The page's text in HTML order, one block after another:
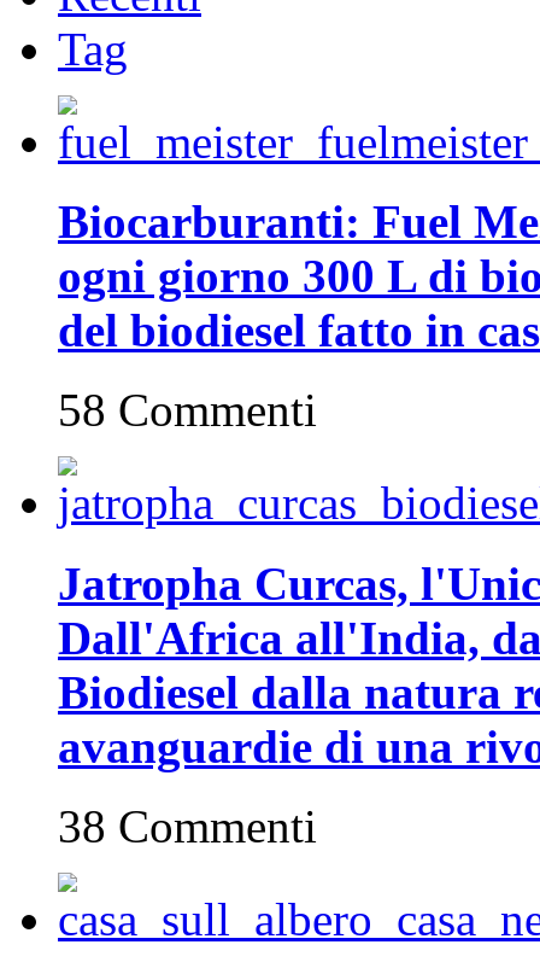
Tag
Biocarburanti: Fuel
ogni giorno 300 L di
del biodiesel fatto in
58 Commenti
Jatropha Curcas,
Dall'Africa all'India,
Biodiesel dalla natura
avanguardie di una
38 Commenti